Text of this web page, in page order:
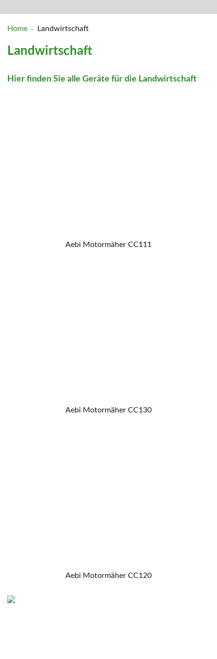
Home Landwirtschaft
Landwirtschaft
Hier finden Sie alle Geräte für die Landwirtschaft
Aebi Motormäher CC111
Aebi Motormäher CC130
Aebi Motormäher CC120